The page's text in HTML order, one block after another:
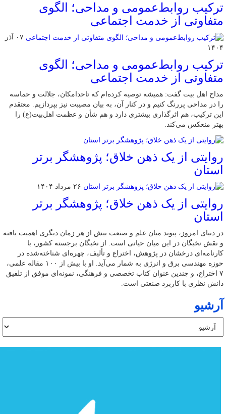
ترکیب روابط‌عمومی و مداحی؛ الگوی
متفاوتی از خدمت اجتماعی
۰۷ آذر
۱۴۰۴
ترکیب روابط‌عمومی و مداحی؛ الگوی
متفاوتی از خدمت اجتماعی
مداح اهل بیت گفت: همیشه توصیه کرده‌ام که تاحدامکان، جلالت و حماسه
را در مداحی پررنگ کنیم و در کنار آن، به بیان مصیبت نیز بپردازیم. معتقدم
این ترکیب، هم اثرگذاری بیشتری دارد و هم شأن و عظمت اهل‌بیت(ع) را
بهتر منعکس می‌کند.
روایتی از یک ذهن خلاق؛ پژوهشگر برتر
استان
۲۶ مرداد ۱۴۰۴
روایتی از یک ذهن خلاق؛ پژوهشگر برتر
استان
در دنیای امروز، پیوند میان علم و صنعت بیش از هر زمان دیگری اهمیت یافته
و نقش نخبگان در این میان حیاتی است. از نخبگان برجسته کشور، با
کارنامه‌ای درخشان در پژوهش، اختراع و تألیف، چهره‌ای شناخته‌شده در
حوزه مهندسی برق و انرژی به شمار می‌آید. او با بیش از ۱۰۰ مقاله علمی،
۷ اختراع، و چندین عنوان کتاب تخصصی و فرهنگی، نمونه‌ای موفق از تلفیق
دانش نظری با کاربرد صنعتی است.
آرشیو